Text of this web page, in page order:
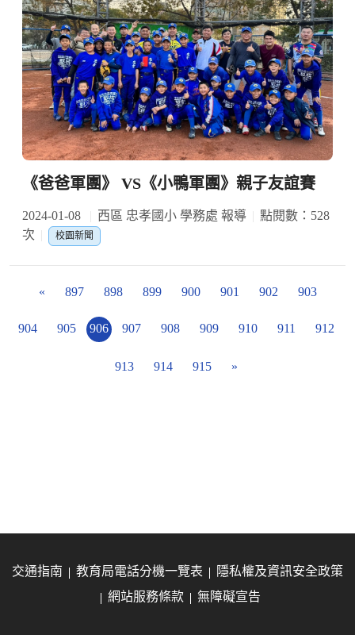
《爸爸軍團》 VS《小鴨軍團》親子友誼賽
2024-01-08 西區 忠孝國小 學務處 報導
點閱數：528
次
校園新聞
« 897 898 899 900 901 902 903
904 905 906 907 908 909 910 911 912
913 914 915 »
交通指南 教育局電話分機一覽表
隱私權及資訊安全政策
網站服務條款
無障礙宣告